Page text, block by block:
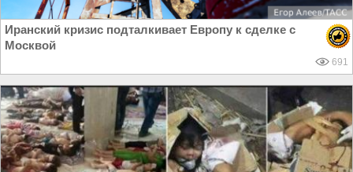
Иранский кризис подталкивает Европу к сделке с
Москвой
691